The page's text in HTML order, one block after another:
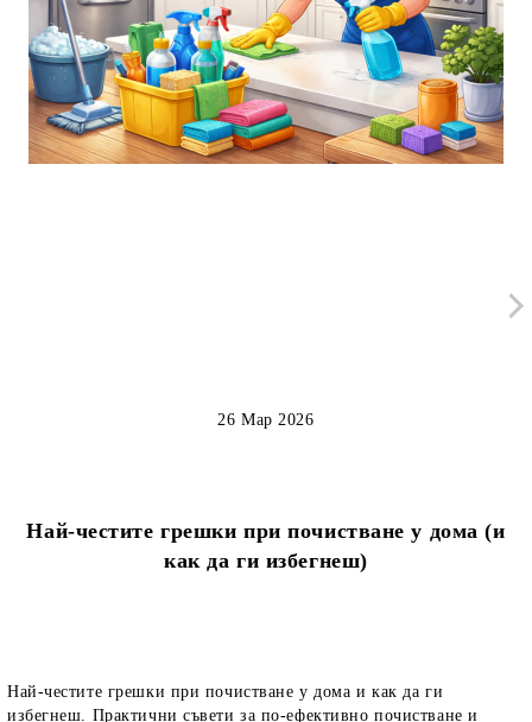
Най-честите грешки при почистване у дома (и
как да ги избегнеш)
26 Мар 2026
Най-честите грешки при почистване у дома и как да ги
избегнеш. Практични съвети за по-ефективно почистване и